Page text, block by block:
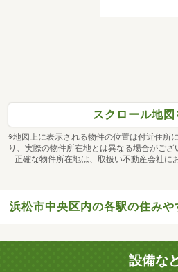
スクロール地図
※地図上に表示される物件の位置は付近住所
り、実際の物件所在地とは異なる場合がござ
正確な物件所在地は、取扱い不動産会社に
浜松市中央区内の各駅の住みや
設備な